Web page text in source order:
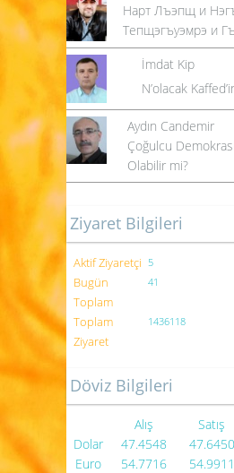
Нарт Лъэпщ и
Тепщэгъуэмрэ и
İmdat Kip
N’olacak
Aydın Candemir
Çoğulcu
Olabilir mi?
Ziyaret Bilgileri
Aktif Ziyaretçi 5
Bugün
Toplam
41
Toplam
Ziyaret
1436118
Döviz Bilgileri
Alış
Satış
Dolar
47.4548
47.6450
Euro
54.7716 54.9911